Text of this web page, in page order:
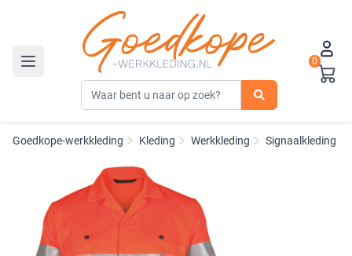
Toggle navigation
0
Goedkope-werkkleding Kleding Werkkleding Signaalkleding